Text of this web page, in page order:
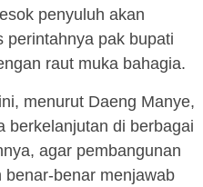
penyuluh akan
perintahnya pak bupati
raut muka bahagia.
menurut Daeng Manye,
berkelanjutan di berbagai
agar pembangunan
benar menjawab